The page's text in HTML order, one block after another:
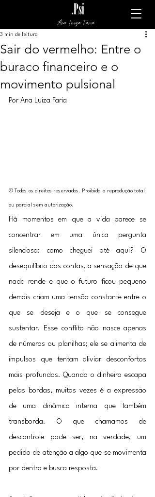
Ana Luiza Faria
Sair do vermelho: Entre o
buraco financeiro e o
movimento pulsional
3 min de leitura
Por Ana Luiza Faria
© Todos os direitos reservados. Proibida a reprodução total
ou parcial sem autorização.
Há momentos em que a vida parece se
concentrar em uma única pergunta
silenciosa: como cheguei até aqui? O
desequilíbrio das contas, a sensação de que
nada rende e que o futuro ficou pequeno
demais criam uma tensão constante entre o
que se deseja e o que se consegue
sustentar. Esse conflito não nasce apenas
de números ou planilhas; ele se alimenta de
impulsos que tentam aliviar desconfortos
mais profundos. Quando o dinheiro escapa
pelas bordas, muitas vezes é a expressão
de uma dinâmica interna que também
transborda. O que chamamos de
descontrole pode ser, na verdade, um
pedido de atenção a algo que se movimenta
por dentro e busca resposta.